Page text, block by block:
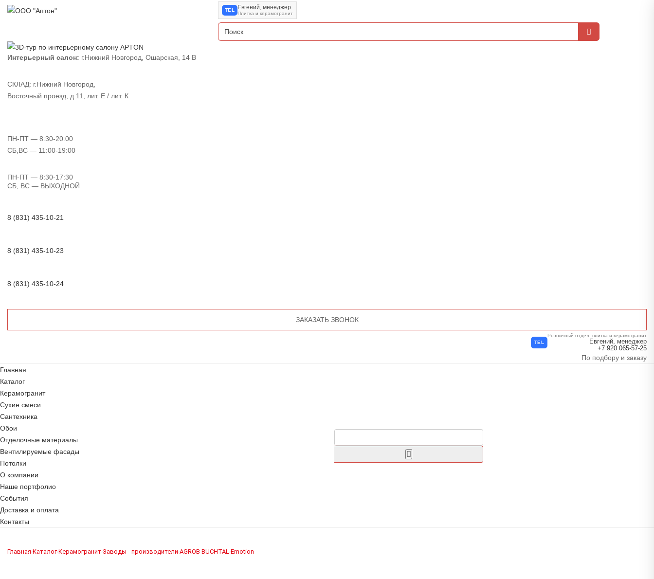
TEL Евгений, менеджер
Плитка и керамогранит
Интерьерный салон: г.Нижний Новгород, Ошарская, 14 В
СКЛАД: г.Нижний Новгород,
Восточный проезд, д.11, лит. Е / лит. К
ПН-ПТ — 8:30-20:00
СБ,ВС — 11:00-19:00
ПН-ПТ — 8:30-17:30
СБ, ВС — ВЫХОДНОЙ
8 (831) 435-10-21
8 (831) 435-10-23
8 (831) 435-10-24
ЗАКАЗАТЬ ЗВОНОК
TEL
Розничный отдел: плитка и керамогранит
Евгений, менеджер
+7 920 065-57-25
По подбору и заказу
Главная
Каталог
Керамогранит
Сухие смеси
Сантехника
Обои
Отделочные материалы
Вентилируемые фасады
Потолки
О компании
Наше портфолио
События
Доставка и оплата
Контакты
Главная›Каталог›Керамогранит›Заводы - производители›AGROB BUCHTAL›Emotion